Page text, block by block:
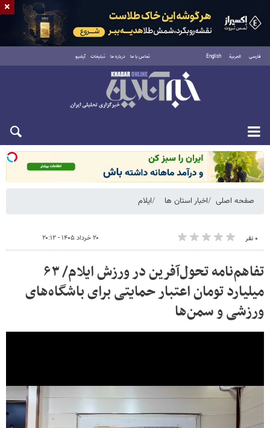
فارسی العربية English تماس با ما درباره ما تبلیغات آرشیو
شنبه ۱۷ مرداد ۱۴۰۵
صفحه اصلی اخبار استان ها ایلام
۰ نفر ۲۰ خرداد ۱۴۰۵ - ۲۰:۱۲
تفاهم‌نامه تحول‌آفرین در ورزش ایلام/ ۶۳
میلیارد تومان اعتبار حمایتی برای باشگاه‌های
ورزشی و سمن‌ها
×